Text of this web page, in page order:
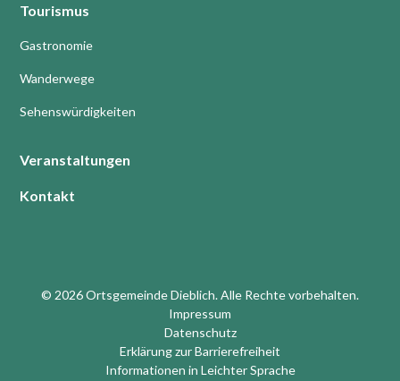
Tourismus
Gastronomie
Wanderwege
Sehenswürdigkeiten
Veranstaltungen
Kontakt
Impressum
Datenschutz
Erklärung zur Barrierefreiheit
Informationen in Leichter Sprache
© 2026 Ortsgemeinde Dieblich. Alle Rechte vorbehalten.